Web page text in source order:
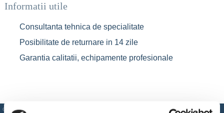
Informatii utile
Consultanta tehnica de specialitate
Posibilitate de returnare in 14 zile
Garantia calitatii, echipamente profesionale
CARACTERISTICI